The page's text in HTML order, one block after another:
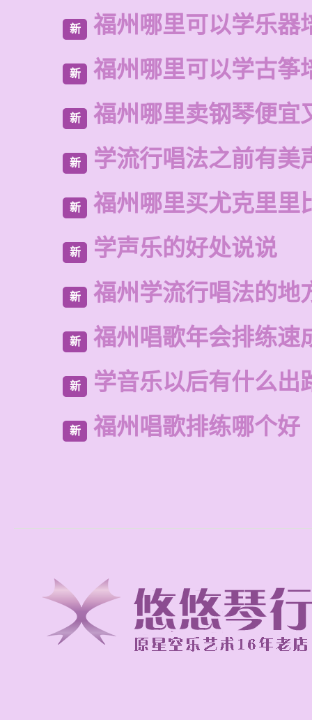
新 福州哪里可以学乐器
新 福州哪里可以学古筝
新 福州哪里卖钢琴便宜
新 学流行唱法之前有美
新 福州哪里买尤克里里
新 学声乐的好处说说
新 福州学流行唱法的地
新 福州唱歌年会排练速
新 学音乐以后有什么出
新 福州唱歌排练哪个好